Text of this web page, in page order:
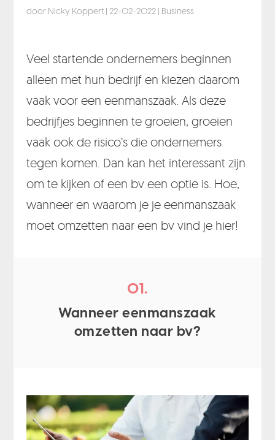
door Nicky Koppert| 22-02-2022| Business
Veel startende ondernemers beginnen
alleen met hun bedrijf en kiezen daarom
vaak voor een eenmanszaak. Als deze
bedrijfjes beginnen te groeien, groeien
vaak ook de risico’s die ondernemers
tegen komen. Dan kan het interessant zijn
om te kijken of een bv een optie is. Hoe,
wanneer en waarom je je eenmanszaak
moet omzetten naar een bv vind je hier!
01.
Wanneer eenmanszaak
omzetten naar bv?